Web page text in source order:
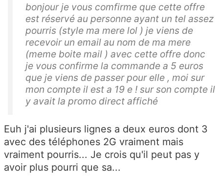
bonjour je vous comfirme que cette offre
est réservé au personne ayant un tel assez
pourris (style ma mere lol ) je viens de
recevoir un email au nom de ma mere
(meme boite mail ) avec cette offre donc
je vous confirme la commande a 5 euros
que je viens de passer pour elle , moi sur
mon compte il est a 19 e ! sur son compte il
y avait la promo direct affiché
Euh j'ai plusieurs lignes a deux euros dont 3
avec des téléphones 2G vraiment mais
vraiment pourris... Je crois qu'il peut pas y
avoir plus pourri que sa...